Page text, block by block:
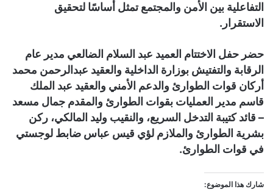
التفاعلية بين الأمن والمجتمع تمثل أساسًا لتحقيق
الاستقرار.
حضر حفل الاختتام العميد عبد السلام الضالعي مدير عام
الرقابة والتفتيش بوزارة الداخلية والعقيد عبدالرحمن محمد
أركان قوات الطوارئ والدعم الأمني والعقيد عبد الملك
قاسم مدير العمليات بقوات الطوارئ والمقدم جمال مسعد
– قائد كتيبة التدخل السريع، والنقيب وليد المالكي، ركن
بشرية الطوارئ والملازم لؤي قيس عباس ضابط لوجستي
في قوات الطوارئ.
شارك هذا الموضوع: